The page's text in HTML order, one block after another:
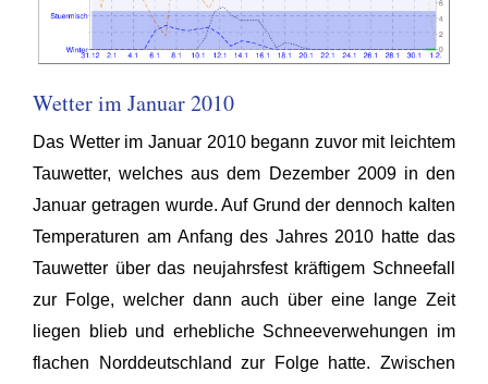
Wetter im Januar 2010
Das Wetter im Januar 2010 begann zuvor mit leichtem
Tauwetter, welches aus dem Dezember 2009 in den
Januar getragen wurde. Auf Grund der dennoch kalten
Temperaturen am Anfang des Jahres 2010 hatte das
Tauwetter über das neujahrsfest kräftigem Schneefall
zur Folge, welcher dann auch über eine lange Zeit
liegen blieb und erhebliche Schneeverwehungen im
flachen Norddeutschland zur Folge hatte. Zwischen